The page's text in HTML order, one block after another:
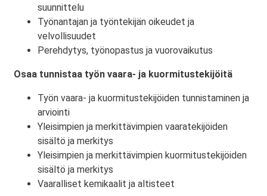
suunnittelu
Työnantajan ja työntekijän oikeudet ja
velvollisuudet
Perehdytys, työnopastus ja vuorovaikutus
Osaa tunnistaa työn vaara- ja kuormitustekijöitä
Työn vaara- ja kuormitustekijöiden tunnistaminen ja
arviointi
Yleisimpien ja merkittävimpien vaaratekijöiden
sisältö ja merkitys
Yleisimpien ja merkittävimpien kuormitustekijöiden
sisältö ja merkitys
Vaaralliset kemikaalit ja altisteet